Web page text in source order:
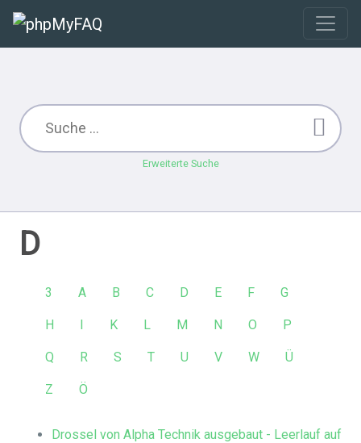
Erweiterte Suche
D
3 A B C D E F G
H I K L M N O P
Q R S T U V W Ü
Z Ö
Drossel von Alpha Technik ausgebaut - Leerlauf auf